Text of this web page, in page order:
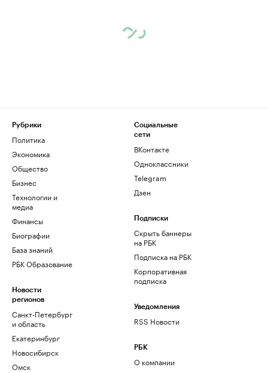
Рубрики
Политика
Экономика
Общество
Бизнес
Технологии и
медиа
Финансы
Биографии
База знаний
РБК Образование
Новости
регионов
Санкт-Петербург
и область
Екатеринбург
Новосибирск
Омск
Социальные
сети
ВКонтакте
Одноклассники
Telegram
Дзен
Подписки
Скрыть баннеры
на РБК
Подписка на РБК
Корпоративная
подписка
Уведомления
RSS Новости
РБК
О компании